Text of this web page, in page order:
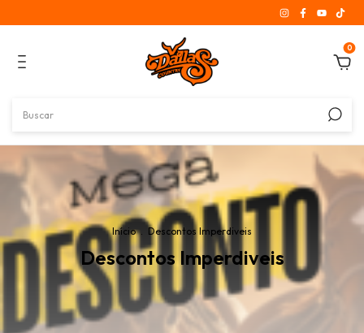
0
Início Descontos Imperdiveis
Descontos Imperdiveis